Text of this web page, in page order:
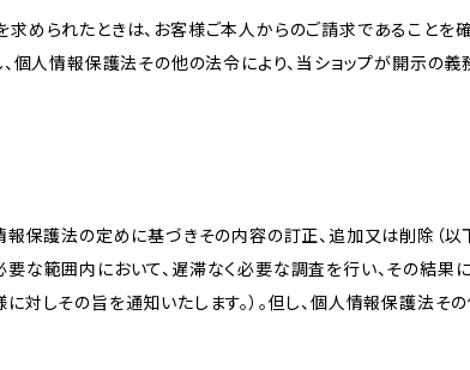
められたときは、お客様ご本人からのご請求であることを
個人情報保護法その他の法令により、当ショップが開示の
保護法の定めに基づきその内容の訂正、追加又は削除（以
な範囲内において、遅滞なく必要な調査を行い、その結果
しその旨を通知いたします。）。但し、個人情報保護法そ